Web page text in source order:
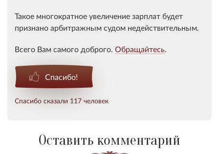
Такое многократное увеличение зарплат будет
признано арбитражным судом недействительным.
Всего Вам самого доброго. Обращайтесь.
Спасибо!
Спасибо сказали 117 человек
Оставить комментарий